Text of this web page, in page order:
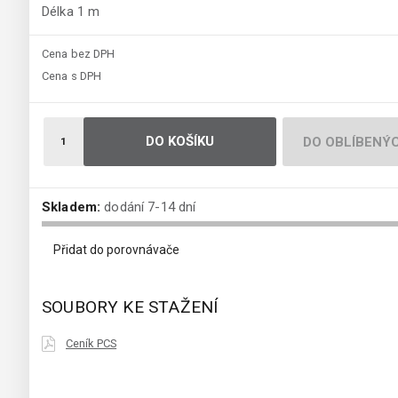
Délka 1 m
Cena bez DPH
Cena s DPH
DO KOŠÍKU DO
Skladem: dodání 7-14 dní
Přidat do porovnávače
SOUBORY KE STAŽENÍ
Ceník PCS